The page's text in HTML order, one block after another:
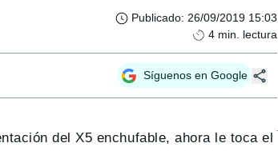
Publicado: 26/09/2019 15:03
4 min. lectura
Síguenos en Google
del X5 enchufable, ahora le toca el